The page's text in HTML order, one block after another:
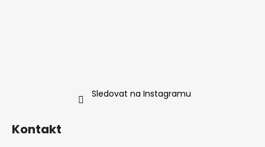
Sledovat na Instagramu
Kontakt